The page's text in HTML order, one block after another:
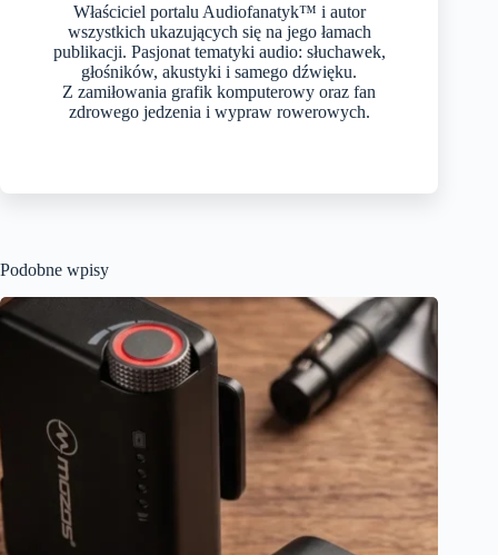
Właściciel portalu Audiofanatyk™ i autor
wszystkich ukazujących się na jego łamach
publikacji. Pasjonat tematyki audio: słuchawek,
głośników, akustyki i samego dźwięku.
Z zamiłowania grafik komputerowy oraz fan
zdrowego jedzenia i wypraw rowerowych.
Podobne wpisy